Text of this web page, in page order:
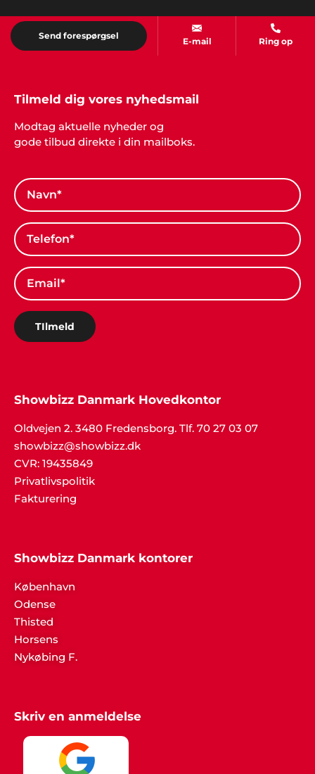
Send forespørgsel
E-mail Ring op
Tilmeld dig vores nyhedsmail
Modtag aktuelle nyheder og
gode tilbud direkte i din mailboks.
TIlmeld
Showbizz Danmark Hovedkontor
Oldvejen 2. 3480 Fredensborg. Tlf. 70 27 03 07
showbizz@showbizz.dk
CVR: 19435849
Privatlivspolitik
Fakturering
Showbizz Danmark kontorer
København
Odense
Thisted
Horsens
Nykøbing F.
Skriv en anmeldelse